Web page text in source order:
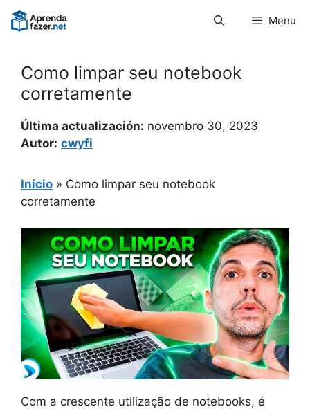
Pular
para
Menu
Como limpar seu notebook
corretamente
Última actualización: novembro 30, 2023
Autor: cwyfi
Início » Como limpar seu notebook
corretamente
Com a crescente utilização de notebooks, é